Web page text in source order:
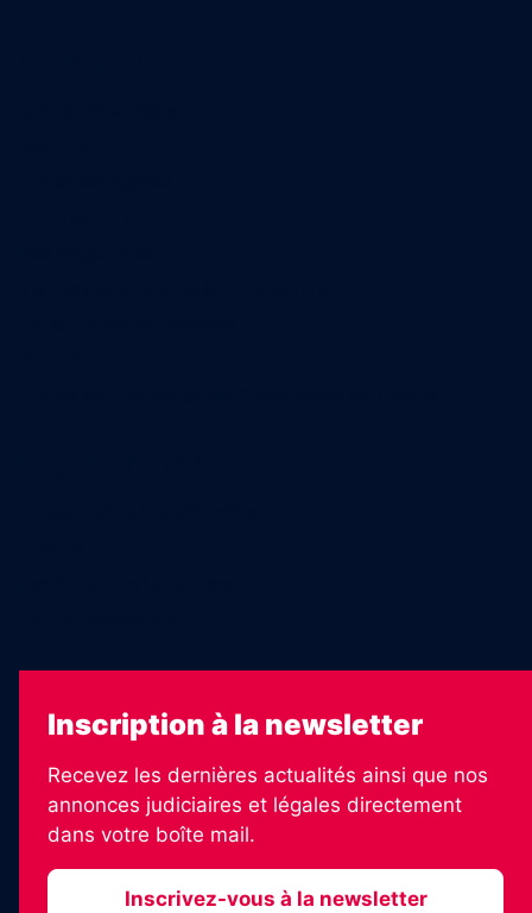
Inscription à la newsletter
Recevez les dernières actualités ainsi que nos
annonces judiciaires et légales directement
dans votre boîte mail.
Inscrivez-vous à la newsletter